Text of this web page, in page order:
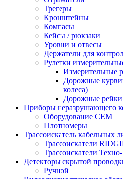
Трегеры
Кронштейны
Компасы
Кейсы / рюкзаки
Уровни и отвесы
Держатели для
Рулетки
Измерительные
Дорожные
колеса)
Дорожные рейки
Приборы неразрушающего
Оборудование CEM
Плотномеры
Трассоискатель кабельных
Трассоискатели
Трассоискатели
Детекторы скрытой
Ручной